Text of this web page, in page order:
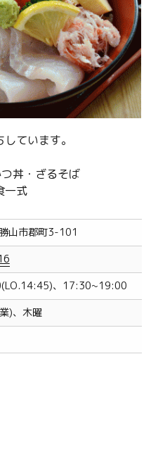
ています。
丼・ざるそば
一式
山市郡町3-101
、17:30~19:00
)、木曜